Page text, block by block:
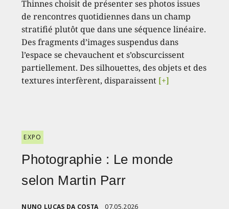
Thinnes choisit de présenter ses photos issues
de rencontres quotidiennes dans un champ
stratifié plutôt que dans une séquence linéaire.
Des fragments d’images suspendus dans
l’espace se chevauchent et s’obscurcissent
partiellement. Des silhouettes, des objets et des
textures interfèrent, disparaissent [+]
EXPO
Photographie : Le monde
selon Martin Parr
NUNO LUCAS DA COSTA 07.05.2026